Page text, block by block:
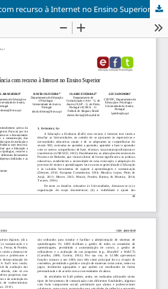
recurso à Internet no Ensino Superior